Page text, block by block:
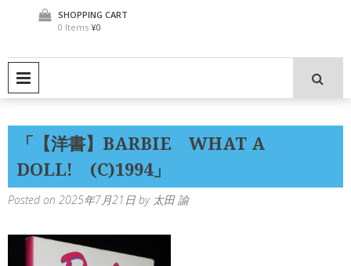
SHOPPING CART
0 Items ¥0
「【洋書】BARBIE WHAT A
DOLL! (C)1994」
Posted on 2025年7月21日 by 太田 諭